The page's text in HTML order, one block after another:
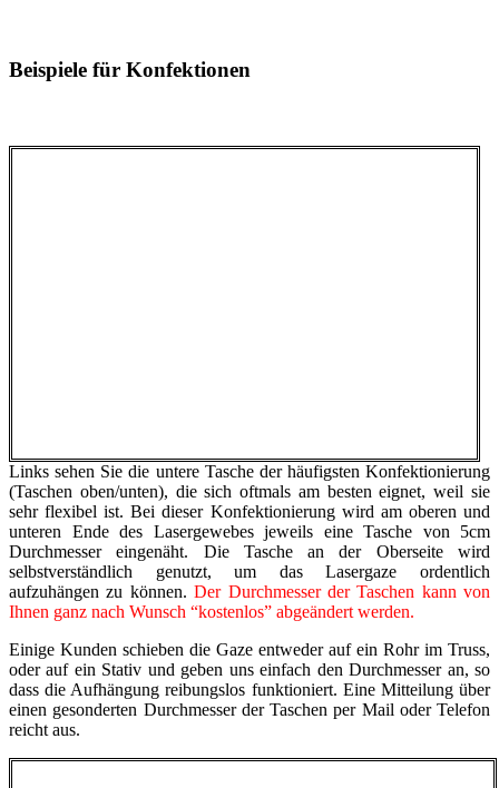
Beispiele für Konfektionen
Links sehen Sie die untere Tasche der häufigsten Konfektionierung
(Taschen oben/unten), die sich oftmals am besten eignet, weil sie
sehr flexibel ist. Bei dieser Konfektionierung wird am oberen und
unteren Ende des Lasergewebes jeweils eine Tasche von 5cm
Durchmesser eingenäht. Die Tasche an der Oberseite wird
selbstverständlich genutzt, um das Lasergaze ordentlich
aufzuhängen zu können.Der Durchmesser der Taschen kann von
Ihnen ganz nach Wunsch “kostenlos” abgeändert werden.
Einige Kunden schieben die Gaze entweder auf ein Rohr im Truss,
oder auf ein Stativ und geben uns einfach den Durchmesser an, so
dass die Aufhängung reibungslos funktioniert. Eine Mitteilung über
einen gesonderten Durchmesser der Taschen per Mail oder Telefon
reicht aus.